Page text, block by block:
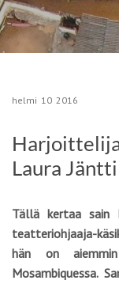
helmi 10 2016
Laura Jäntti
Tällä kertaa sain
teatteriohjaaja-
hän on
Mosambiquessa.